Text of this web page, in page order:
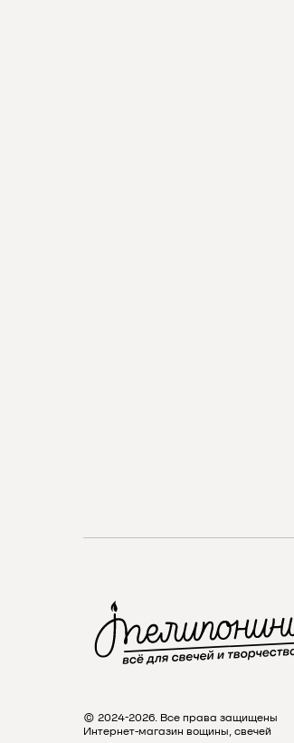
© 2024-2026. Все права защищены
Интернет-магазин вощины, свечей